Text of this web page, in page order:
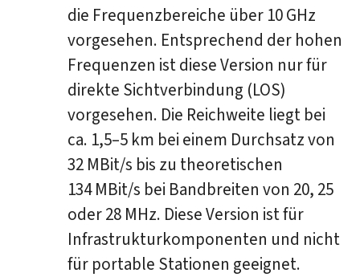
die Frequenzbereiche über 10 GHz
vorgesehen. Entsprechend der hohen
Frequenzen ist diese Version nur für
direkte Sichtverbindung (LOS)
vorgesehen. Die Reichweite liegt bei
ca. 1,5–5 km bei einem Durchsatz von
32 MBit/s bis zu theoretischen
134 MBit/s bei Bandbreiten von 20, 25
oder 28 MHz. Diese Version ist für
Infrastrukturkomponenten und nicht
für portable Stationen geeignet.